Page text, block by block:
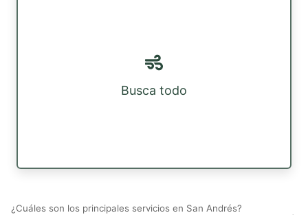
Busca todo
¿Cuáles son los principales servicios en San Andrés?